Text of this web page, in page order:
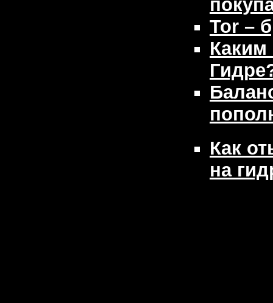
Tor –
Каким
Как
на